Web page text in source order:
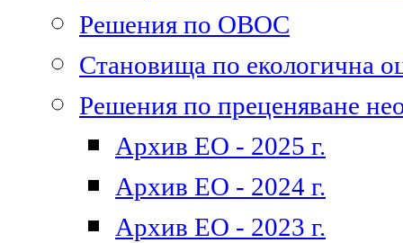
Решения по ОВОС
Становища по екологична
Решения по преценяване
Архив ЕО - 2025 г.
Архив ЕО - 2024 г.
Архив ЕО - 2023 г.